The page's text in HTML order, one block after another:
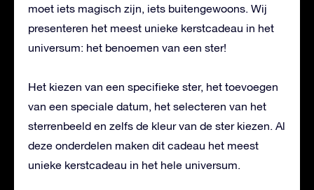
moet iets magisch zijn, iets buitengewoons. Wij
presenteren het meest unieke kerstcadeau in het
universum: het benoemen van een ster!
Het kiezen van een specifieke ster, het toevoegen
van een speciale datum, het selecteren van het
sterrenbeeld en zelfs de kleur van de ster kiezen. Al
deze onderdelen maken dit cadeau het meest
unieke kerstcadeau in het hele universum.